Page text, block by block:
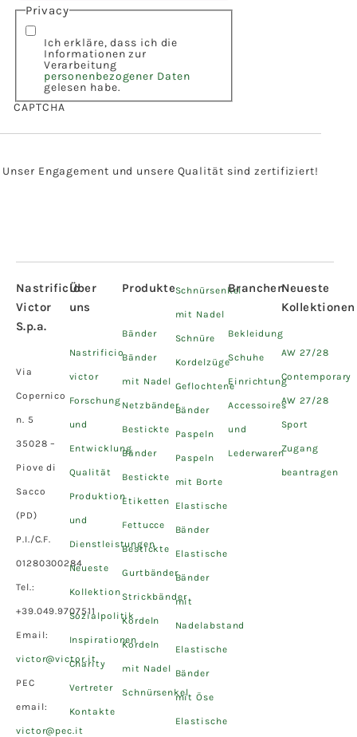
Privacy
Ich erkläre, dass ich die
Informationen zur
Verarbeitung
personenbezogener Daten
gelesen habe.
CAPTCHA
Unser Engagement und unsere Qualität sind zertifiziert!
Nastrificio
Victor
S.p.a.
Via
Copernico
n. 5
35028 –
Piove di
Sacco
(PD)
P.I./C.F.
01280300284
Tel.:
+39.049.9707511
Email:
victor@victor.it
PEC
email:
victor@pec.it
Über
uns
Nastrificio
victor
Forschung
und
Entwicklung
Qualität
Produktion
und
Dienstleistungen
Neueste
Kollektion
Sozialpolitik
Inspirationen
Charity
Vertreter
Kontakte
Produkte
Bänder
Bänder
mit Nadel
Netzbänder
Bestickte
Bänder
Bestickte
Etiketten
Fettucce
Bestickte
Gurtbänder
Strickbänder
Kordeln
Kordeln
mit Nadel
Schnürsenkel
Schnürsenkel
mit Nadel
Schnüre
Kordelzüge
Geflochtene
Bänder
Paspeln
Paspeln
mit Borte
Elastische
Bänder
Elastische
Bänder
mit
Nadelabstand
Elastische
Bänder
mit Öse
Elastische
Branchen
Bekleidung
Schuhe
Einrichtung
Accessoires
und
Lederwaren
Neueste
Kollektionen
AW 27/28
Contemporary
AW 27/28
Sport
Zugang
beantragen